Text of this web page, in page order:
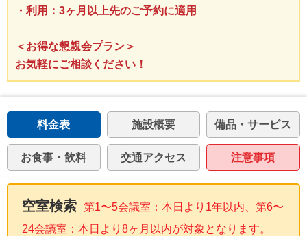
・利用：3ヶ月以上先のご予約に適用
＜お得な懇親会プラン＞
お気軽にご相談ください！
料金表 施設概要 備品・サービス
お食事・飲料 交通アクセス 注意事項
空室検索 第1〜5会議室：本日より1年以内、第6〜
24会議室：本日より8ヶ月以内が対象となります。